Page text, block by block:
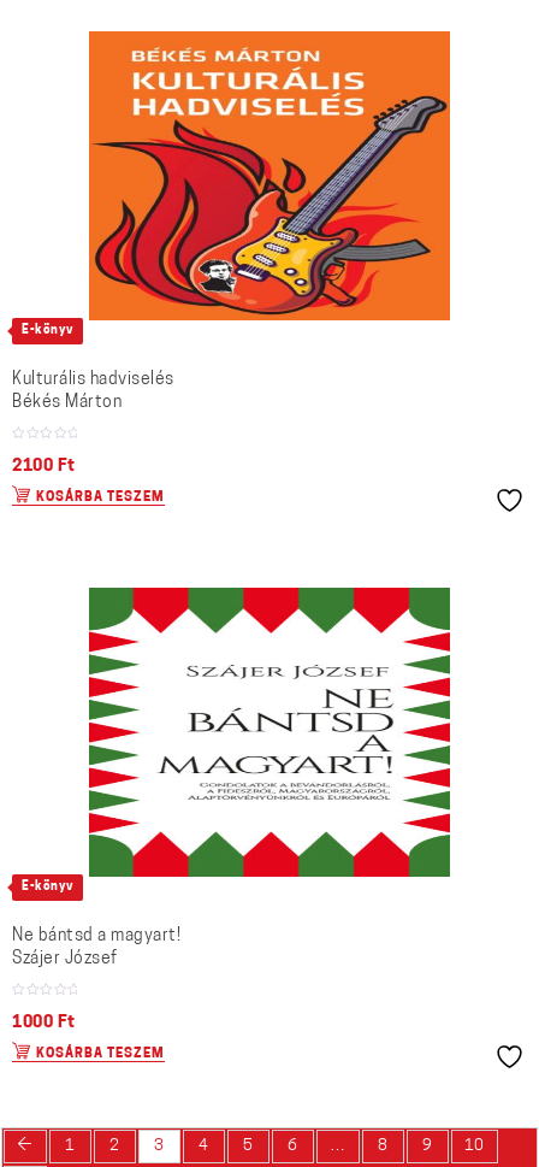
E-könyv
Kulturális hadviselés
Békés Márton
2100 Ft
KOSÁRBA TESZEM
E-könyv
Ne bántsd a magyart!
Szájer József
1000 Ft
KOSÁRBA TESZEM
← 1 2 3 4 5 6 … 8 9 10